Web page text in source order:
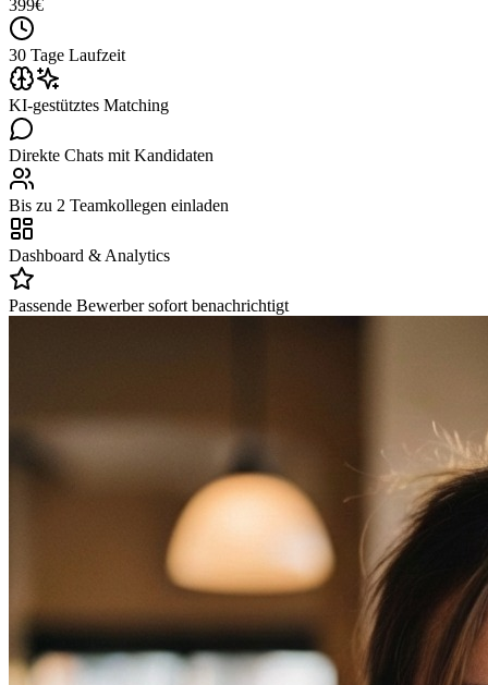
399€
30 Tage Laufzeit
KI-gestütztes Matching
Direkte Chats mit Kandidaten
Bis zu 2 Teamkollegen einladen
Dashboard & Analytics
Passende Bewerber sofort benachrichtigt